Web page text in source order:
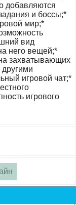
добавляются
и боссы;*
мир;*
вид
него вещей;*
захватывающих
игровой чат;*
игрового